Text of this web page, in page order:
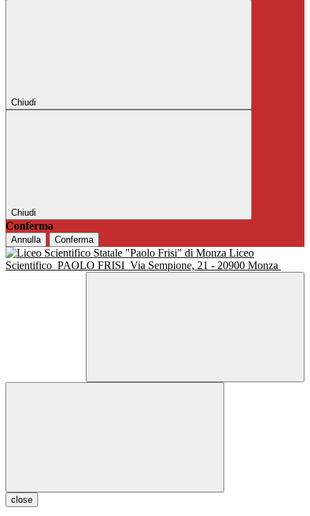
Chiudi
Chiudi
Conferma
Annulla Conferma
Liceo
Scientifico PAOLO FRISI Via Sempione, 21 - 20900 Monza
close